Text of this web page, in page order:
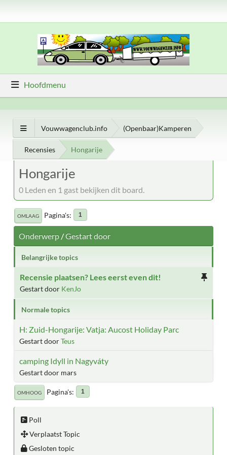
Hoofdmenu
Vouwwagenclub.info (Openbaar)Kamperen
Recensies Hongarije
Hongarije
0 Leden en 1 gast bekijken dit board.
OMLAAG Pagina's 1
Onderwerp/Gestart door
Belangrijke topics
Recensie plaatsen? Lees eerst even dit!
Gestart door KenJo
Normale topics
H: Zuid-Hongarije: Vatja: Aucost Holiday Parc
Gestart doorTeus
camping Idyll in Nagyváty
Gestart door mars
OMHOOG Pagina's 1
Poll
Verplaatst Topic
Gesloten topic